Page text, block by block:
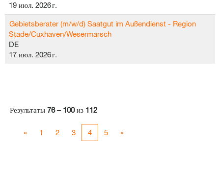
19 июл. 2026 г.
Gebietsberater (m/w/d) Saatgut im Außendienst - Region
Stade/Cuxhaven/Wesermarsch
DE
17 июл. 2026 г.
Результаты 76 – 100из 112
« 1 2 3 4 5 »